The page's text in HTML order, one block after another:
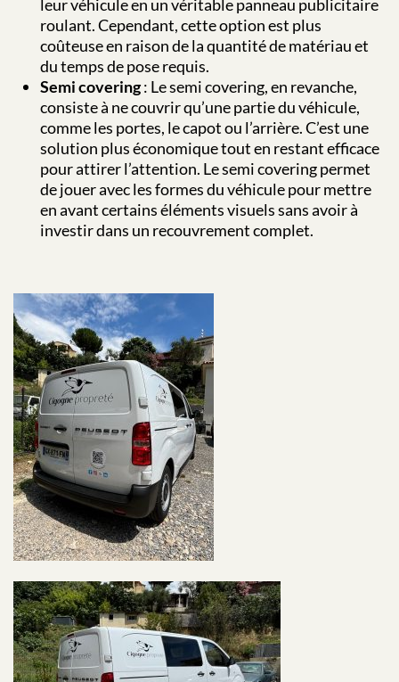
leur véhicule en un véritable panneau publicitaire
roulant. Cependant, cette option est plus
coûteuse en raison de la quantité de matériau et
du temps de pose requis.
Semi covering: Le semi covering, en revanche,
consiste à ne couvrir qu’une partie du véhicule,
comme les portes, le capot ou l’arrière. C’est une
solution plus économique tout en restant efficace
pour attirer l’attention. Le semi covering permet
de jouer avec les formes du véhicule pour mettre
en avant certains éléments visuels sans avoir à
investir dans un recouvrement complet.